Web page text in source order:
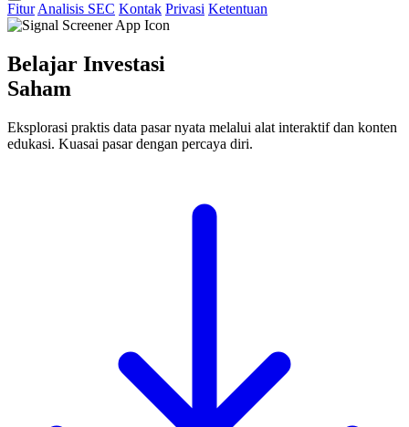
Fitur Analisis SEC Kontak Privasi Ketentuan
Belajar Investasi
Saham
Eksplorasi praktis data pasar nyata melalui alat interaktif dan konten
edukasi. Kuasai pasar dengan percaya diri.